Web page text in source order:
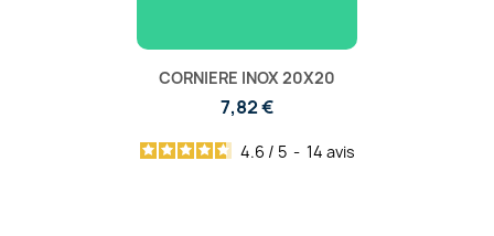
CORNIERE INOX 20X20
7,82 €
4.6 / 5 - 14 avis